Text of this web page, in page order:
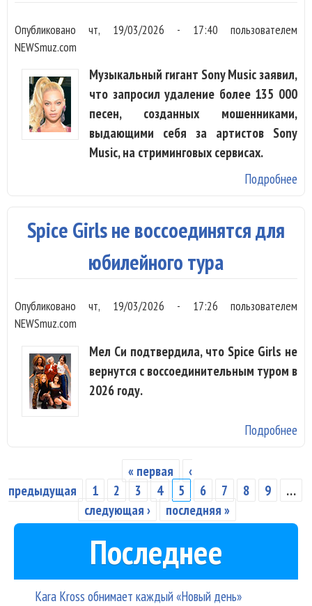
Опубликованочт, 19/03/2026 - 17:40 пользователем
NEWSmuz.com
Музыкальный гигант Sony Music заявил,
что запросил удаление более 135 000
песен, созданных мошенниками,
выдающими себя за артистов Sony
Music, на стриминговых сервисах.
Подробнее
Spice Girls не воссоединятся для
юбилейного тура
Опубликованочт, 19/03/2026 - 17:26 пользователем
NEWSmuz.com
Мел Си подтвердила, что Spice Girls не
вернутся с воссоединительным туром в
2026 году.
Подробнее
Страницы
« первая
‹
предыдущая
1 2 3 4 5 6 7 8 9
…
следующая ›
последняя »
Последнее
Kara Kross обнимает каждый «Новый день»